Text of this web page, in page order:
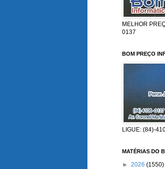
MELHOR
0137
BOM PREÇO
LIGUE: (84)-
MATÉRIAS DO
► 2026 (1550)